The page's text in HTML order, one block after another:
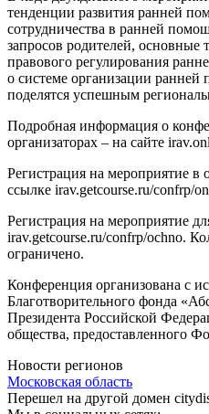
тенденции развития ранней
сотрудничества в ранней
запросов родителей, основные
правового регулирования
о системе организации
поделятся успешным
Подробная информация о
организаторах – на сайте
Регистрация на мероприятие в
ссылке irav.getcourse.ru/confrp/
Регистрация на мероприятие
irav.getcourse.ru/confrp/ochno.
ограничено.
Конференция организована с
Благотворительного фонда
Президента Российской
общества, предоставленного
Новости регионов
Московская область
Перешел на другой домен